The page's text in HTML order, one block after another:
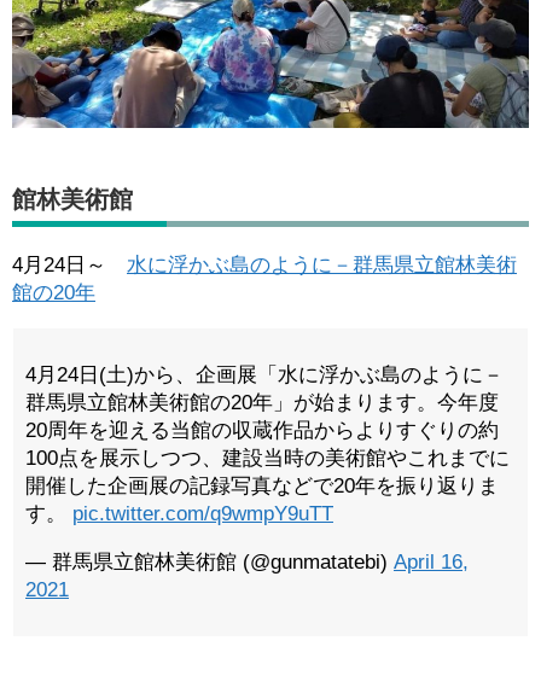
館林美術館
4月24日～ 水に浮かぶ島のように－群馬県立館林美術
館の20年
4月24日(土)から、企画展「水に浮かぶ島のように－
群馬県立館林美術館の20年」が始まります。今年度
20周年を迎える当館の収蔵作品からよりすぐりの約
100点を展示しつつ、建設当時の美術館やこれまでに
開催した企画展の記録写真などで20年を振り返りま
す。 pic.twitter.com/q9wmpY9uTT
— 群馬県立館林美術館 (@gunmatatebi) April 16,
2021